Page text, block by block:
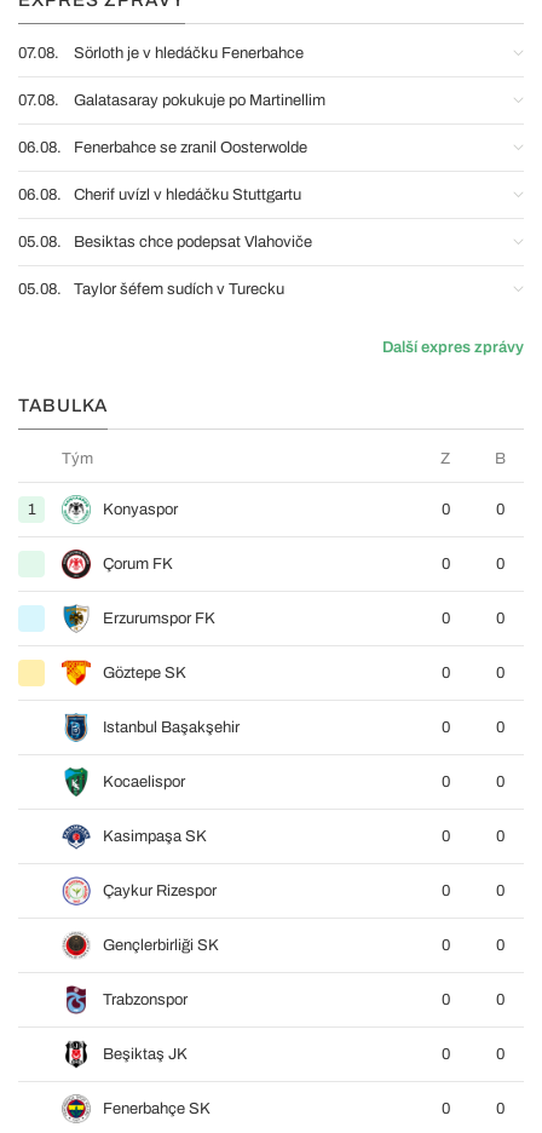
07.08. Sörloth je v hledáčku Fenerbahce
07.08. Galatasaray pokukuje po Martinellim
06.08. Fenerbahce se zranil Oosterwolde
06.08. Cherif uvízl v hledáčku Stuttgartu
05.08. Besiktas chce podepsat Vlahoviče
05.08. Taylor šéfem sudích v Turecku
Další expres zprávy
TABULKA
Tým Z B
1 Konyaspor 0 0
Çorum FK 0 0
Erzurumspor FK 0 0
Göztepe SK 0 0
Istanbul Başakşehir 0 0
Kocaelispor 0 0
Kasimpaşa SK 0 0
Çaykur Rizespor 0 0
Gençlerbirliği SK 0 0
Trabzonspor 0 0
Beşiktaş JK 0 0
Fenerbahçe SK 0 0